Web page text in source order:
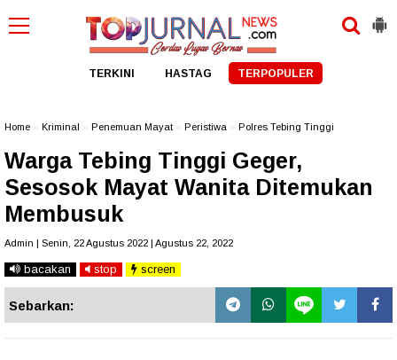
TERKINI HASTAG TERPOPULER
Home Kriminal Penemuan Mayat Peristiwa Polres Tebing Tinggi
Warga Tebing Tinggi Geger,
Sesosok Mayat Wanita Ditemukan
Membusuk
Admin | Senin, 22 Agustus 2022 | Agustus 22, 2022
bacakan stop screen
Sebarkan: